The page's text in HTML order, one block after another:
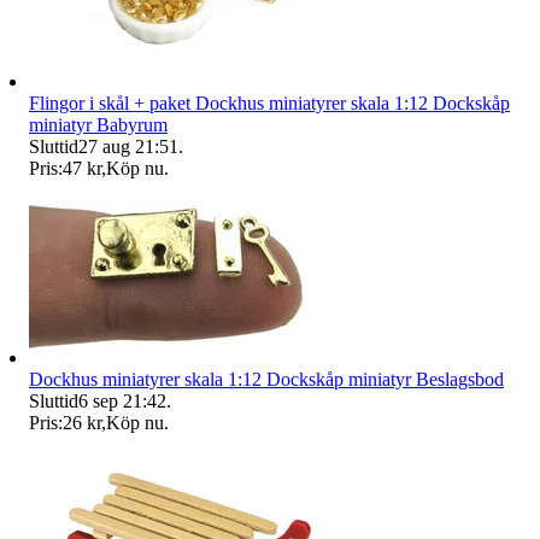
Flingor i skål + paket Dockhus miniatyrer skala 1:12 Dockskåp
miniatyr Babyrum
Sluttid27 aug 21:51 .
Pris:47 kr,Köp nu.
Dockhus miniatyrer skala 1:12 Dockskåp miniatyr Beslagsbod
Sluttid6 sep 21:42.
Pris:26 kr,Köp nu.